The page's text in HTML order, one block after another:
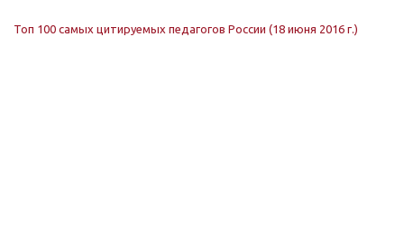
Топ 100 самых цитируемых педагогов России (18 июня 2016 г.)